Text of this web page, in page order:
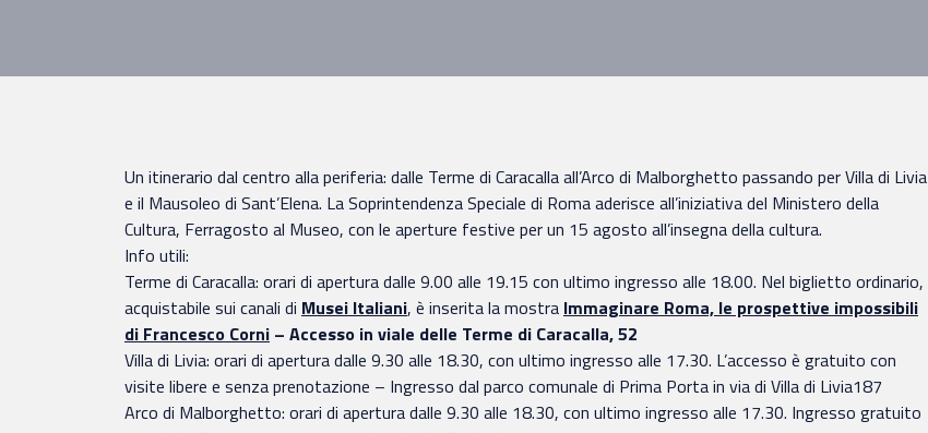
Un itinerario dal centro alla periferia: dalle Terme di Caracalla all’Arco di Malborghetto passando per Villa di Livia
e il Mausoleo di Sant’Elena. La Soprintendenza Speciale di Roma aderisce all’iniziativa del Ministero della
Cultura, Ferragosto al Museo, con le aperture festive per un 15 agosto all’insegna della cultura.
Info utili:
Terme di Caracalla: orari di apertura dalle 9.00 alle 19.15 con ultimo ingresso alle 18.00. Nel biglietto ordinario,
acquistabile sui canali di Musei Italiani, è inserita la mostra Immaginare Roma, le prospettive impossibili
di Francesco Corni – Accesso in viale delle Terme di Caracalla, 52
Villa di Livia: orari di apertura dalle 9.30 alle 18.30, con ultimo ingresso alle 17.30. L’accesso è gratuito con
visite libere e senza prenotazione – Ingresso dal parco comunale di Prima Porta in via di Villa di Livia187
Arco di Malborghetto: orari di apertura dalle 9.30 alle 18.30, con ultimo ingresso alle 17.30. Ingresso gratuito